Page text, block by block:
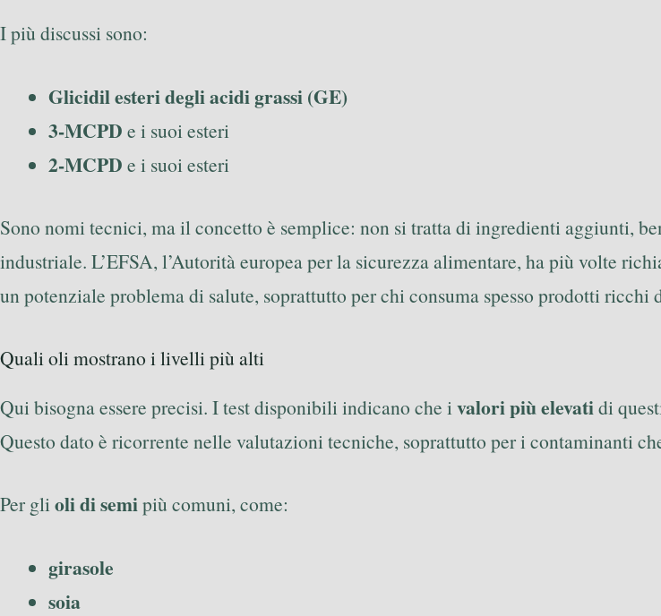
I più discussi sono:
Glicidil esteri degli acidi grassi (GE)
3-MCPD e i suoi esteri
2-MCPD e i suoi esteri
Sono nomi tecnici, ma il concetto è semplice: non si tratta di ingredienti aggiunti,
industriale. L’EFSA, l’Autorità europea per la sicurezza alimentare, ha più volte
un potenziale problema di salute, soprattutto per chi consuma spesso prodotti ricchi
Quali oli mostrano i livelli più alti
Qui bisogna essere precisi. I test disponibili indicano che ivalori più elevatidi
Questo dato è ricorrente nelle valutazioni tecniche, soprattutto per i contaminanti
Per glioli di semipiù comuni, come:
girasole
soia